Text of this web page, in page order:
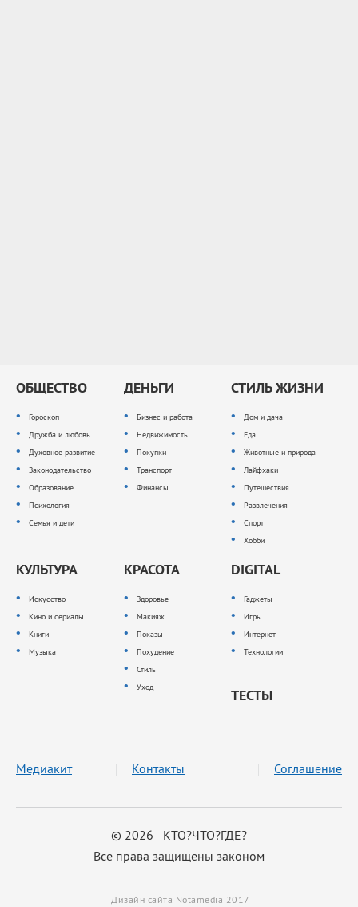
ОБЩЕСТВО
Гороскоп
Дружба и любовь
Духовное развитие
Законодательство
Образование
Психология
Семья и дети
ДЕНЬГИ
Бизнес и работа
Недвижимость
Покупки
Транспорт
Финансы
СТИЛЬ ЖИЗНИ
Дом и дача
Еда
Животные и природа
Лайфхаки
Путешествия
Развлечения
Спорт
Хобби
КУЛЬТУРА
Искусство
Кино и сериалы
Книги
Музыка
КРАСОТА
Здоровье
Макияж
Показы
Похудение
Стиль
Уход
DIGITAL
Гаджеты
Игры
Интернет
Технологии
ТЕСТЫ
© 2026 КТО?ЧТО?ГДЕ?
Все права защищены законом
Медиакит Контакты Соглашение
Дизайн сайта Notamedia 2017